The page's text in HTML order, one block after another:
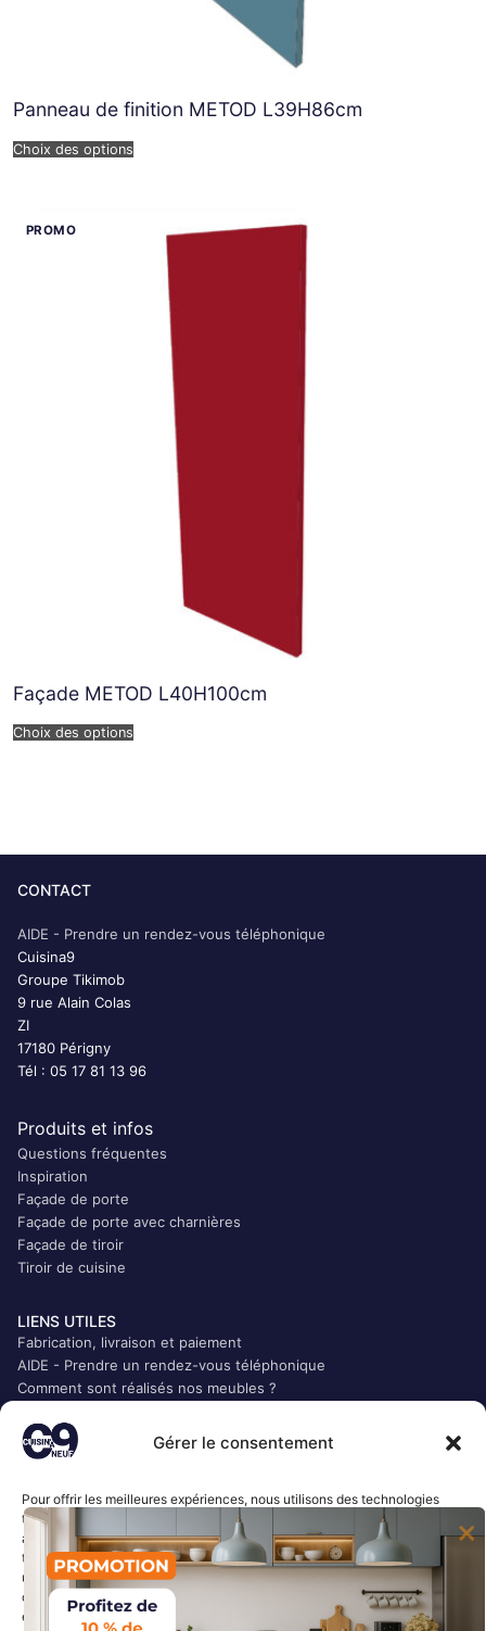
Gérer le consentement
Pour offrir les meilleures expériences, nous utilisons des technologies
telles que les cookies pour stocker et/ou accéder aux informations des
appareils. Le fait de consentir à ces technologies nous permettra de
traiter des données telles que le comportement de navigation ou les ID
uniques sur ce site. Le fait de ne pas consentir ou de retirer son
consentement peut avoir un effet négatif sur certaines caractéristiques
et fonctions.
Panneau de finition METOD L39H86cm
Choix des options
Façade METOD L40H100cm
Choix des options
CONTACT
AIDE - Prendre un rendez-vous téléphonique
Cuisina9
Groupe Tikimob
9 rue Alain Colas
ZI
17180 Périgny
Tél : 05 17 81 13 96
Produits et infos
Questions fréquentes
Inspiration
Façade de porte
Façade de porte avec charnières
Façade de tiroir
Tiroir de cuisine
LIENS UTILES
Fabrication, livraison et paiement
AIDE - Prendre un rendez-vous téléphonique
Comment sont réalisés nos meubles ?
CGV
Mentions légales
Plan du site
Accès Presse
LIENS RAPIDES
Accueil
Mon compte